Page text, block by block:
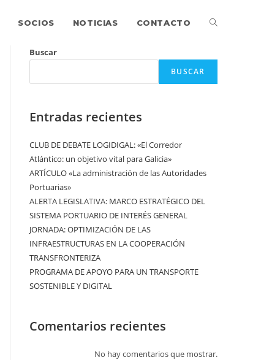
SOCIOS NOTICIAS CONTACTO
Buscar
BUSCAR
Entradas recientes
CLUB DE DEBATE LOGIDIGAL: «El Corredor
Atlántico: un objetivo vital para Galicia»
ARTÍCULO «La administración de las Autoridades
Portuarias»
ALERTA LEGISLATIVA: MARCO ESTRATÉGICO DEL
SISTEMA PORTUARIO DE INTERÉS GENERAL
JORNADA: OPTIMIZACIÓN DE LAS
INFRAESTRUCTURAS EN LA COOPERACIÓN
TRANSFRONTERIZA
PROGRAMA DE APOYO PARA UN TRANSPORTE
SOSTENIBLE Y DIGITAL
Comentarios recientes
No hay comentarios que mostrar.